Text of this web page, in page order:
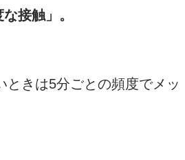
接触」。
ときは5分ごとの頻度でメッ